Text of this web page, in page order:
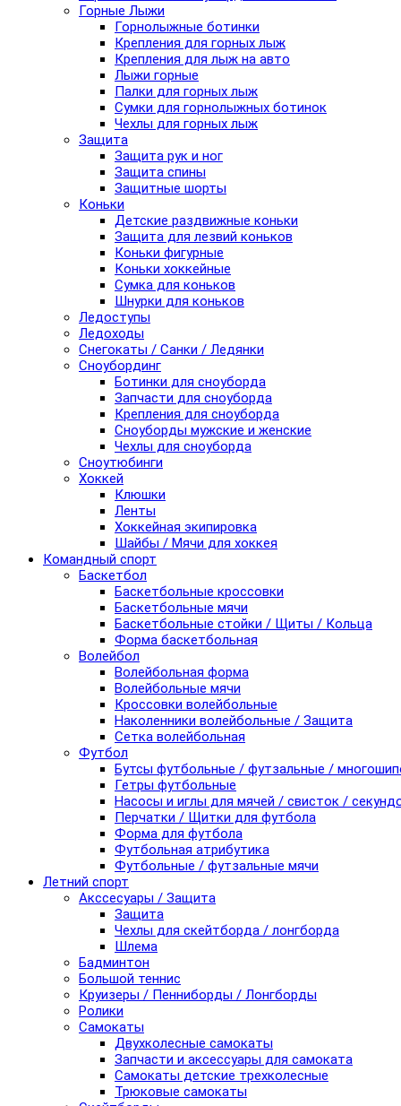
Горные Лыжи
Горнолыжные ботинки
Крепления для горных лыж
Крепления для лыж на авто
Лыжи горные
Палки для горных лыж
Сумки для горнолыжных ботинок
Чехлы для горных лыж
Защита
Защита рук и ног
Защита спины
Защитные шорты
Коньки
Детские раздвижные коньки
Защита для лезвий коньков
Коньки фигурные
Коньки хоккейные
Сумка для коньков
Шнурки для коньков
Ледоступы
Ледоходы
Снегокаты / Санки / Ледянки
Сноубординг
Ботинки для сноуборда
Запчасти для сноуборда
Крепления для сноуборда
Сноуборды мужские и женские
Чехлы для сноуборда
Сноутюбинги
Хоккей
Клюшки
Ленты
Хоккейная экипировка
Шайбы / Мячи для хоккея
Командный спорт
Баскетбол
Баскетбольные кроссовки
Баскетбольные мячи
Баскетбольные стойки / Щиты / Кольца
Форма баскетбольная
Волейбол
Волейбольная форма
Волейбольные мячи
Кроссовки волейбольные
Наколенники волейбольные / Защита
Сетка волейбольная
Футбол
Бутсы футбольные / футзальные /
Гетры футбольные
Насосы и иглы для мячей / свисток /
Перчатки / Щитки для футбола
Форма для футбола
Футбольная атрибутика
Футбольные / футзальные мячи
Летний спорт
Акссесуары / Защита
Защита
Чехлы для скейтборда / лонгборда
Шлема
Бадминтон
Большой теннис
Круизеры / Пенниборды / Лонгборды
Ролики
Самокаты
Двухколесные самокаты
Запчасти и аксессуары для самоката
Самокаты детские трехколесные
Трюковые самокаты